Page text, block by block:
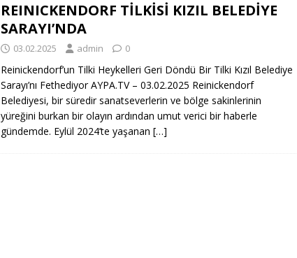
REINICKENDORF TİLKİSİ KIZIL BELEDİYE
SARAYI’NDA
03.02.2025 admin 0
Reinickendorf’un Tilki Heykelleri Geri Döndü Bir Tilki Kızıl Belediye
Sarayı’nı Fethediyor AYPA.TV – 03.02.2025 Reinickendorf
Belediyesi, bir süredir sanatseverlerin ve bölge sakinlerinin
yüreğini burkan bir olayın ardından umut verici bir haberle
gündemde. Eylül 2024’te yaşanan […]